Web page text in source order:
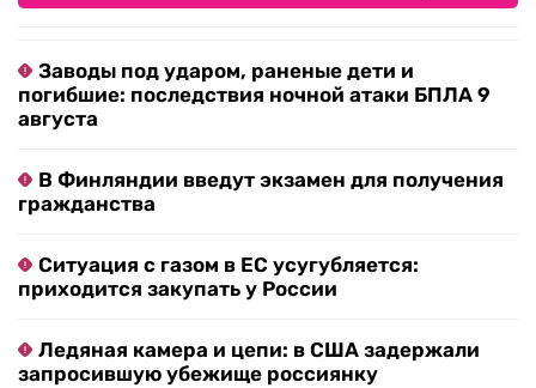
Заводы под ударом, раненые дети и
погибшие: последствия ночной атаки БПЛА 9
августа
В Финляндии введут экзамен для получения
гражданства
Ситуация с газом в ЕС усугубляется:
приходится закупать у России
Ледяная камера и цепи: в США задержали
запросившую убежище россиянку